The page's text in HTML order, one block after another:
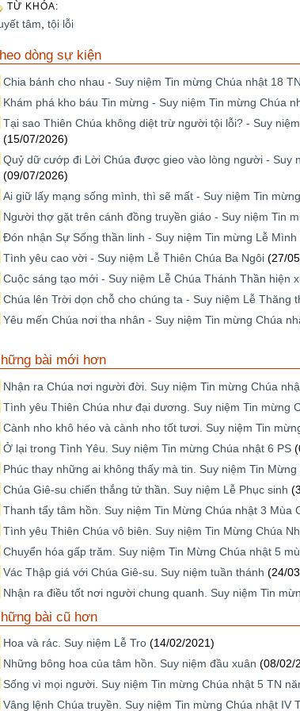
TỪ KHÓA:
tâm tội lỗi
dòng sự kiện
Chia bánh cho nhau - Suy niệm Tin mừng Chúa nhật 18
Khám phá kho báu Tin mừng - Suy niệm Tin mừng Chúa
Tại sao Thiên Chúa không diệt trừ người tội lỗi? - Suy
(15/07/2026)
Quỷ dữ cướp đi Lời Chúa được gieo vào lòng người - Suy
(09/07/2026)
Ai giữ lấy mạng sống mình, thì sẽ mất - Suy niệm Tin
Người thợ gặt trên cánh đồng truyền giáo - Suy niệm Tin
Đón nhận Sự Sống thần linh - Suy niệm Tin mừng Lễ Mình
Tình yêu cao vời - Suy niệm Lễ Thiên Chúa Ba Ngôi (27/
Cuộc sáng tạo mới - Suy niệm Lễ Chúa Thánh Thần hiện
Chúa lên Trời dọn chỗ cho chúng ta - Suy niệm Lễ Thăng
Yêu mến Chúa nơi tha nhân - Suy niệm Tin mừng Chúa
bài mới hơn
Nhận ra Chúa nơi người đời. Suy niệm Tin mừng Chúa
Tình yêu Thiên Chúa như đại dương. Suy niệm Tin mừng
Cành nho khô héo và cành nho tốt tươi. Suy niệm Tin
Ở lại trong Tình Yêu. Suy niệm Tin mừng Chúa nhật 6 PS
Phúc thay những ai không thấy mà tin. Suy niệm Tin
Chúa Giê-su chiến thắng tử thần. Suy niệm Lễ Phục sinh
Thanh tẩy tâm hồn. Suy niệm Tin Mừng Chúa nhật 3 Mùa
Tình yêu Thiên Chúa vô biên. Suy niệm Tin Mừng Chúa
Chuyển hóa gấp trăm. Suy niệm Tin Mừng Chúa nhật 5
Vác Thập giá với Chúa Giê-su. Suy niệm tuần thánh (24/
Nhận ra điều tốt nơi người chung quanh. Suy niệm Tin
bài cũ hơn
Hoa và rác. Suy niệm Lễ Tro (14/02/2021)
Những bông hoa của tâm hồn. Suy niệm đầu xuân (08/02/
Sống vì mọi người. Suy niệm Tin mừng Chúa nhật 5 TN
Vâng lệnh Chúa truyền. Suy niệm Tin mừng Chúa nhật IV